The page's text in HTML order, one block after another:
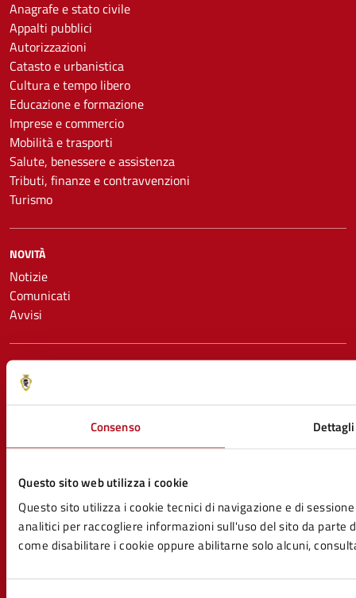
Consenso Dettagli
Questo sito web utilizza i cookie
Questo sito utilizza i cookie tecnici di navigazione e di
analitici per raccogliere informazioni sull'uso del sito da parte
come disabilitare i cookie oppure abilitarne solo alcuni,
Anagrafe e stato civile
Appalti pubblici
Autorizzazioni
Catasto e urbanistica
Cultura e tempo libero
Educazione e formazione
Imprese e commercio
Mobilità e trasporti
Salute, benessere e assistenza
Tributi, finanze e contravvenzioni
Turismo
NOVITÀ
Notizie
Comunicati
Avvisi
Luoghi
Comune di Mercato Saraceno
Piazza Mazzini 50, 47025
Codice fiscale / P. IVA: 00738210400